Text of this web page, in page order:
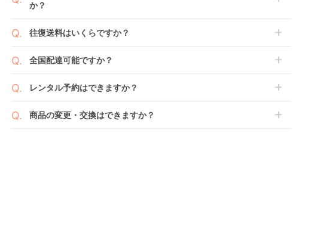
い。
新品商品はメーカーから仕入れた状態のものをお送りします。商品に
ます。
ざいます。その際、メーカーの都合によっては、表示されているお届
せていただく場合がございます。あらかじめご了承ください。
す。
か？
ご注文時に商品と一緒にカートへ入れ安心補償オプションをご購入く
２つのプランごとに補償内容は異なります。
往復送料はいくらですか？
ページから住所を入力すると送料が確認いただけます。
全国配達可能ですか？
※空港への配達はご対応できかねますのであらかじめご了承くださ
レンタル予約はできますか？
商品のご注文時にご希望のお日にちに配送日指定をしてください。レ
商品の変更・交換はできますか？
ス AB アップリカ
コンパクトベビーベッ
3,993円
ーオープン ヤマサキ
ーサイズベビーベッド
7,150円
ムリラ AUTO
シェル EG＋
10,890円